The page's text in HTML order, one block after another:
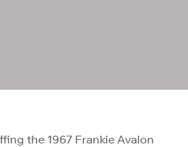
the 1967 Frankie Avalon